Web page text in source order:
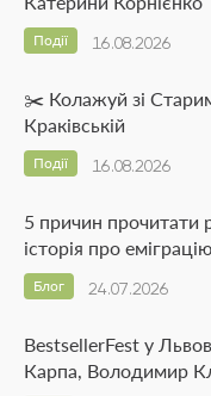
16.08.2026
Події
✂️ Колажуй зі
Краківській
16.08.2026
Події
5 причин прочитати
історія про
24.07.2026
Блог
BestsellerFest у
Карпа, Володимир